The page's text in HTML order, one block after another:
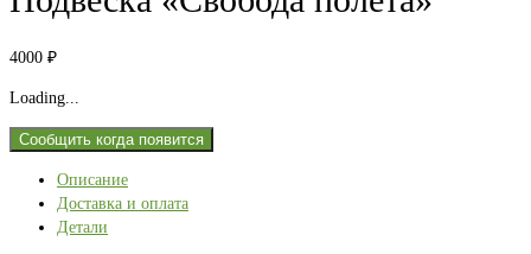
4000 ₽
Loading...
Сообщить когда появится
Описание
Доставка и оплата
Детали